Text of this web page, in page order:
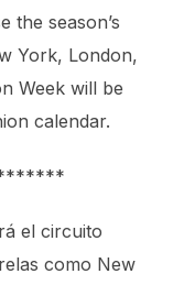
the season’s
York, London,
Week will be
calendar.
el circuito
como New